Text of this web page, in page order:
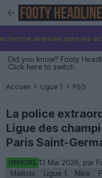
avancée dans les
Did you know? Footy
Click here to switch.
Accueil Ligue 1 PSG
La police
Ligue des
Paris Saint-
OFFICIEL 13 Mai 2026, par
Maillots
Ligue 1 Nike